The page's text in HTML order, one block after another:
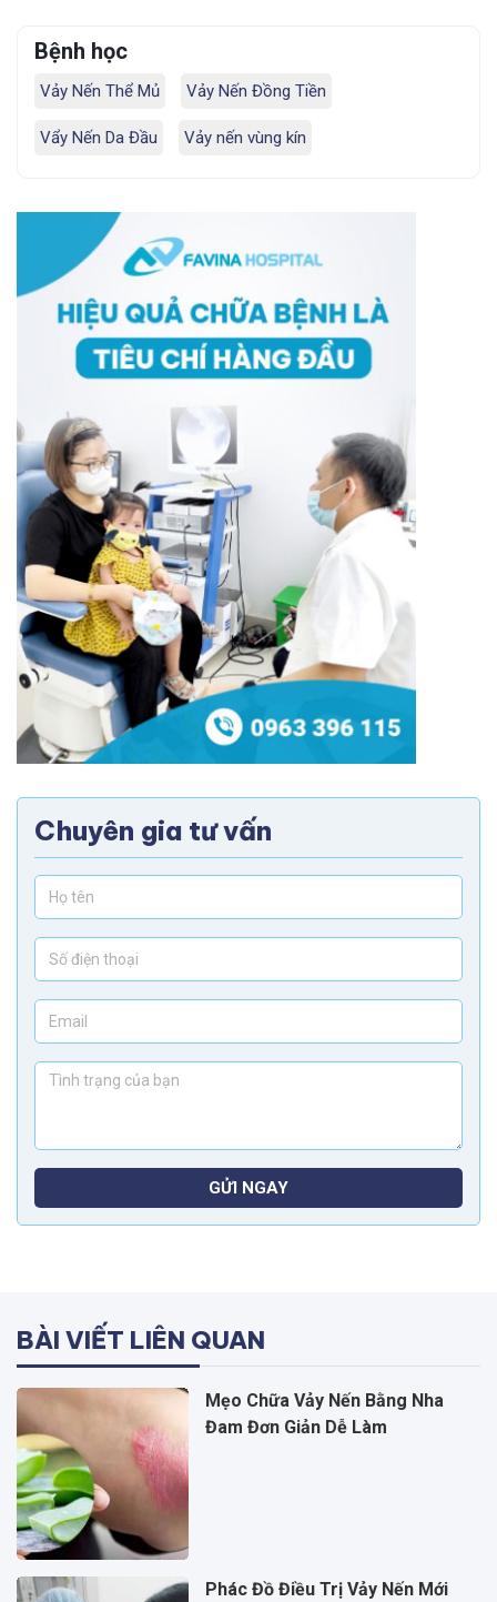
Bệnh học
Vảy Nến Thể Mủ Vảy Nến Đồng Tiền
Vẩy Nến Da Đầu Vảy nến vùng kín
Chuyên gia tư vấn
GỬI NGAY
BÀI VIẾT LIÊN QUAN
Mẹo Chữa Vảy Nến Bằng Nha
Đam Đơn Giản Dễ Làm
Phác Đồ Điều Trị Vảy Nến Mới